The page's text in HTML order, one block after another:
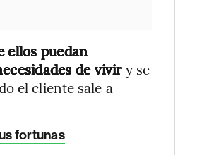
ellos puedan
de viviry se
el cliente sale a
fortunas